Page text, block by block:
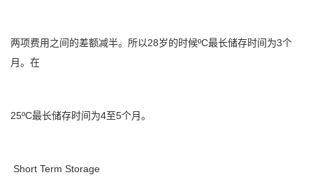
两项费用之间的差额减半。所以28岁的时候ºC最长储存时间为3个
月。在
25ºC最长储存时间为4至5个月。
Short Term Storage